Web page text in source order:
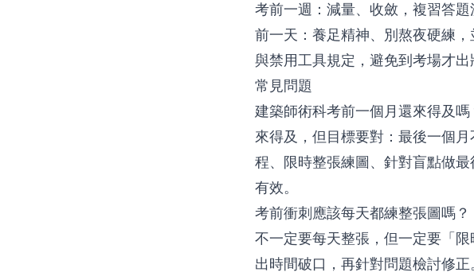
考前一週：減量、收斂，複習答
前一天：養足精神、別熬夜硬練
與禁用工具規定 ，避免到考場才
常見問題
建築師術科考前一個月還來得及嗎
來得及，但目標要對：最後一個
程、限時整張練圖、針對盲點做
有效。
考前衝刺應該每天都練整張圖嗎？
不一定要每天整張，但一定要「
出時間破口，再針對問題檢討修